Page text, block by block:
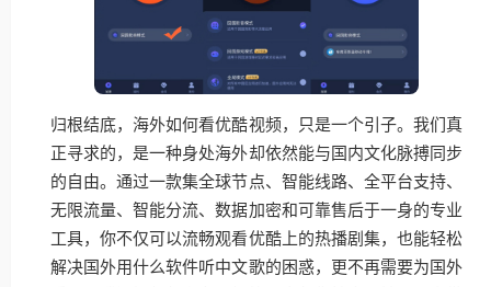
归根结底，海外如何看优酷视频，只是一个引子。我们真
正寻求的，是一种身处海外却依然能与国内文化脉搏同步
的自由。通过一款集全球节点、智能线路、全平台支持、
无限流量、智能分流、数据加密和可靠售后于一身的专业
工具，你不仅可以流畅观看优酷上的热播剧集，也能轻松
解决国外用什么软件听中文歌的困惑，更不再需要为国外